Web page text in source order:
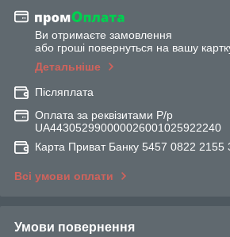
Ви отримаєте замовлення
або гроші повернуться на вашу
Детальніше
Післяплата
Оплата за реквізитами Р/р
UA443052990000026001025922240
Карта Приват Банку 5457 0822 2155
Всі умови оплати
Умови повернення